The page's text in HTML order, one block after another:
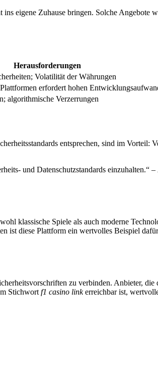
eigene Zuhause bringen. Solche Angebote
Herausforderungen
Volatilität der Währungen
erfordert hohen
algorithmische Verzerrungen
entsprechen, sind im Vorteil:
und Datenschutzstandards einzuhalten.“ –
klassische Spiele als auch moderne
ist diese Plattform ein wertvolles Beispiel
zu verbinden. Anbieter, die
Stichwort f1 casino linkerreichbar ist,